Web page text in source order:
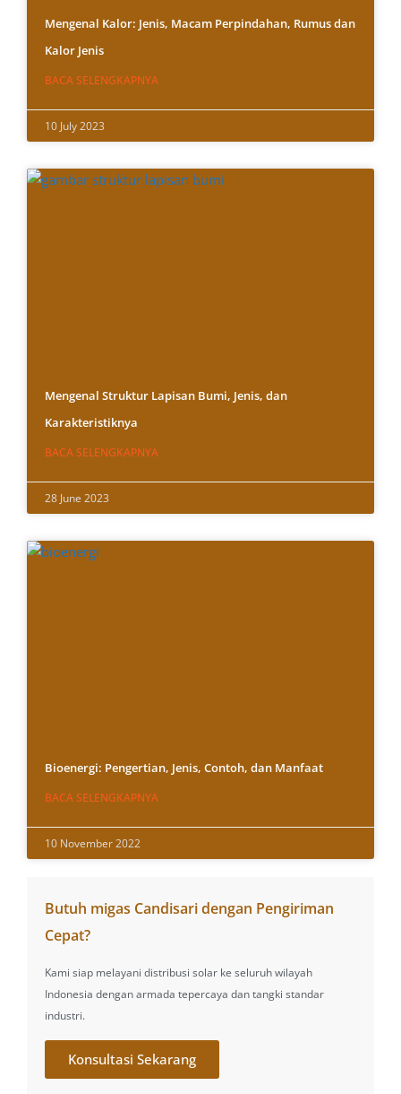
Mengenal Kalor: Jenis, Macam Perpindahan, Rumus dan
Kalor Jenis
BACA SELENGKAPNYA
10 July 2023
Mengenal Struktur Lapisan Bumi, Jenis, dan
Karakteristiknya
BACA SELENGKAPNYA
28 June 2023
Bioenergi: Pengertian, Jenis, Contoh, dan Manfaat
BACA SELENGKAPNYA
10 November 2022
Butuh migas Candisari dengan Pengiriman
Cepat?
Kami siap melayani distribusi solar ke seluruh wilayah
Indonesia dengan armada tepercaya dan tangki standar
industri.
Konsultasi Sekarang